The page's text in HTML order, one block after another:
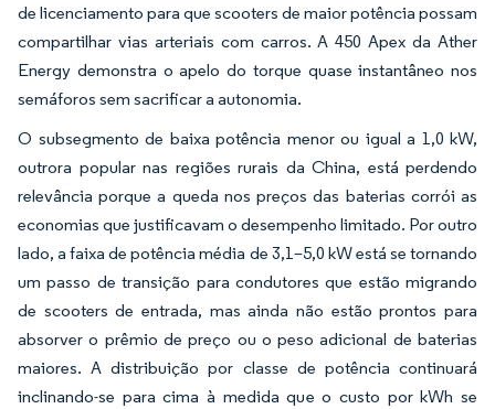
de licenciamento para que scooters de maior potência possam
compartilhar vias arteriais com carros. A 450 Apex da Ather
Energy demonstra o apelo do torque quase instantâneo nos
semáforos sem sacrificar a autonomia.
O subsegmento de baixa potência menor ou igual a 1,0 kW,
outrora popular nas regiões rurais da China, está perdendo
relevância porque a queda nos preços das baterias corrói as
economias que justificavam o desempenho limitado. Por outro
lado, a faixa de potência média de 3,1–5,0 kW está se tornando
um passo de transição para condutores que estão migrando
de scooters de entrada, mas ainda não estão prontos para
absorver o prêmio de preço ou o peso adicional de baterias
maiores. A distribuição por classe de potência continuará
inclinando-se para cima à medida que o custo por kWh se